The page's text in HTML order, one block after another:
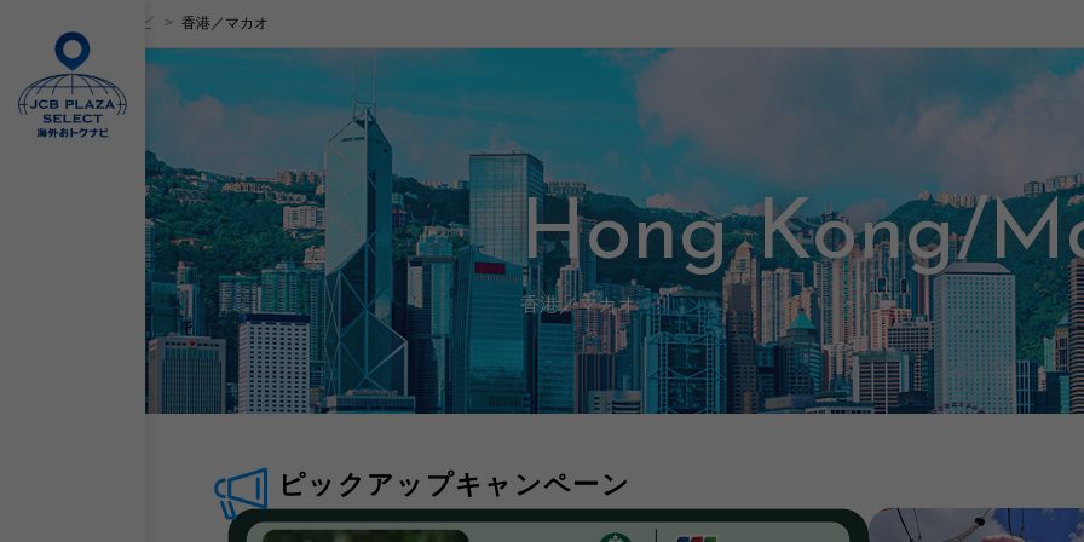
JCB海外おトクナビ 香港／マカオ
Hong Kong/
香港／マカオ
ピックアップキャンペーン